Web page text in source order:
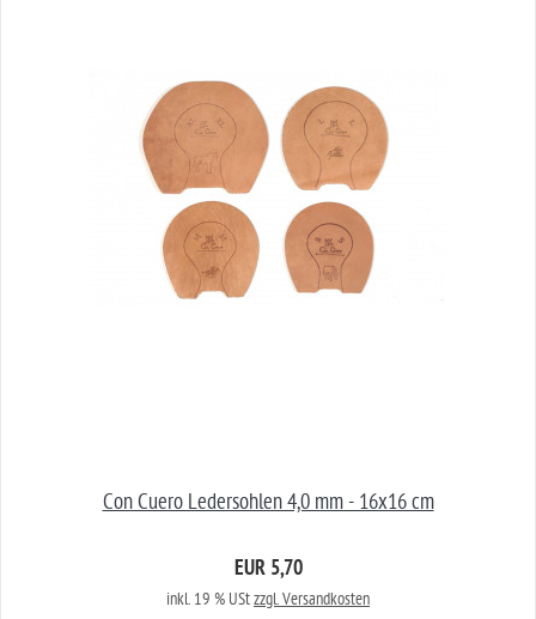
Con Cuero Ledersohlen 4,0 mm - 16x16 cm
EUR 5,70
inkl. 19 % UStzzgl. Versandkosten